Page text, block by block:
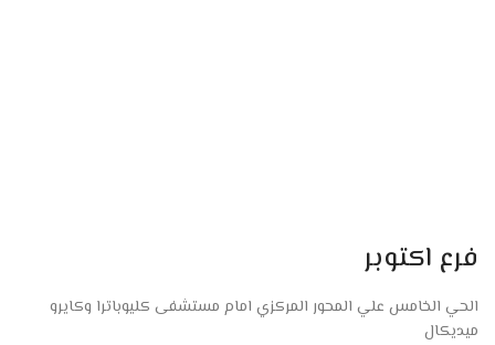
فرع اكتوبر
الحي الخامس علي المحور المركزي امام مستشفى كليوباترا وكايرو
ميديكال